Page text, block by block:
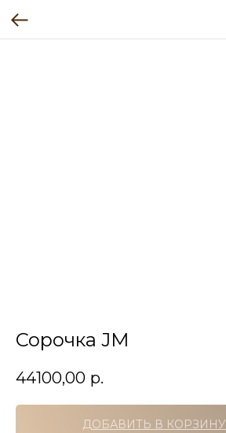
Сорочка JM
44100,00 р.
ДОБАВИТЬ В КОРЗИНУ